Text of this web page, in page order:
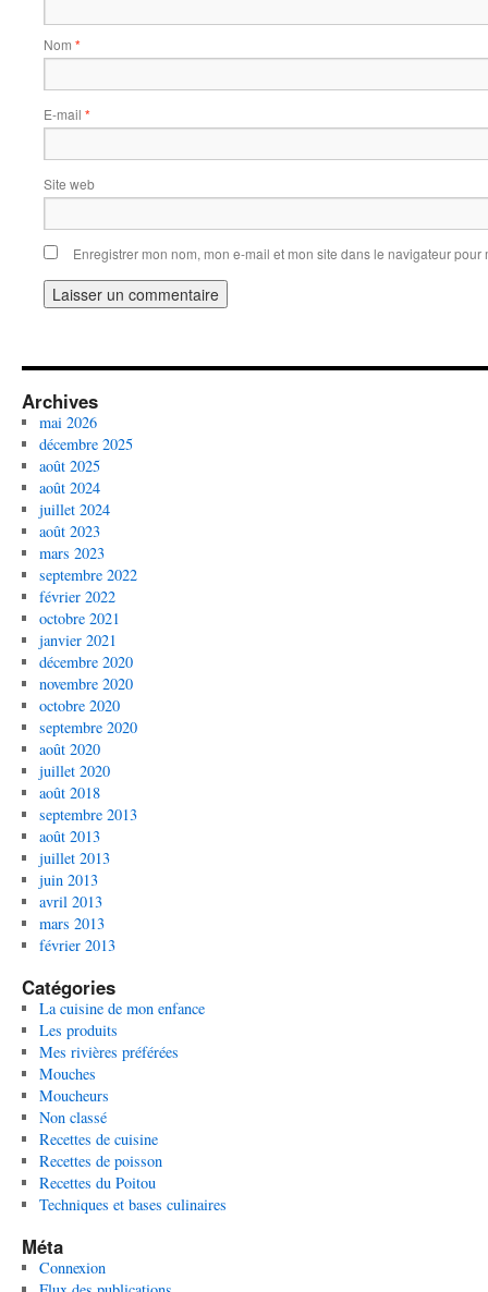
Nom *
E-mail *
Site web
Enregistrer mon nom, mon e-mail et mon site dans le navigateur
Archives
mai 2026
décembre 2025
août 2025
août 2024
juillet 2024
août 2023
mars 2023
septembre 2022
février 2022
octobre 2021
janvier 2021
décembre 2020
novembre 2020
octobre 2020
septembre 2020
août 2020
juillet 2020
août 2018
septembre 2013
août 2013
juillet 2013
juin 2013
avril 2013
mars 2013
février 2013
Catégories
La cuisine de mon enfance
Les produits
Mes rivières préférées
Mouches
Moucheurs
Non classé
Recettes de cuisine
Recettes de poisson
Recettes du Poitou
Techniques et bases culinaires
Méta
Connexion